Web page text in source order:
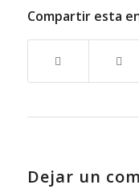
Compartir esta
Dejar un